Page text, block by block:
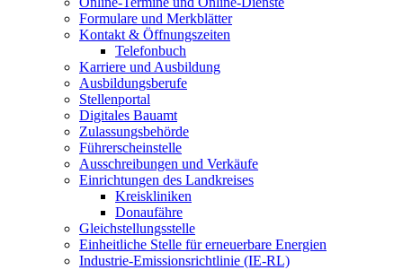
Formulare und Merkblätter
Kontakt & Öffnungszeiten
Telefonbuch
Karriere und Ausbildung
Ausbildungsberufe
Stellenportal
Digitales Bauamt
Zulassungsbehörde
Führerscheinstelle
Ausschreibungen und Verkäufe
Einrichtungen des Landkreises
Kreiskliniken
Donaufähre
Gleichstellungsstelle
Einheitliche Stelle für erneuerbare Energien
Industrie-Emissionsrichtlinie (IE-RL)